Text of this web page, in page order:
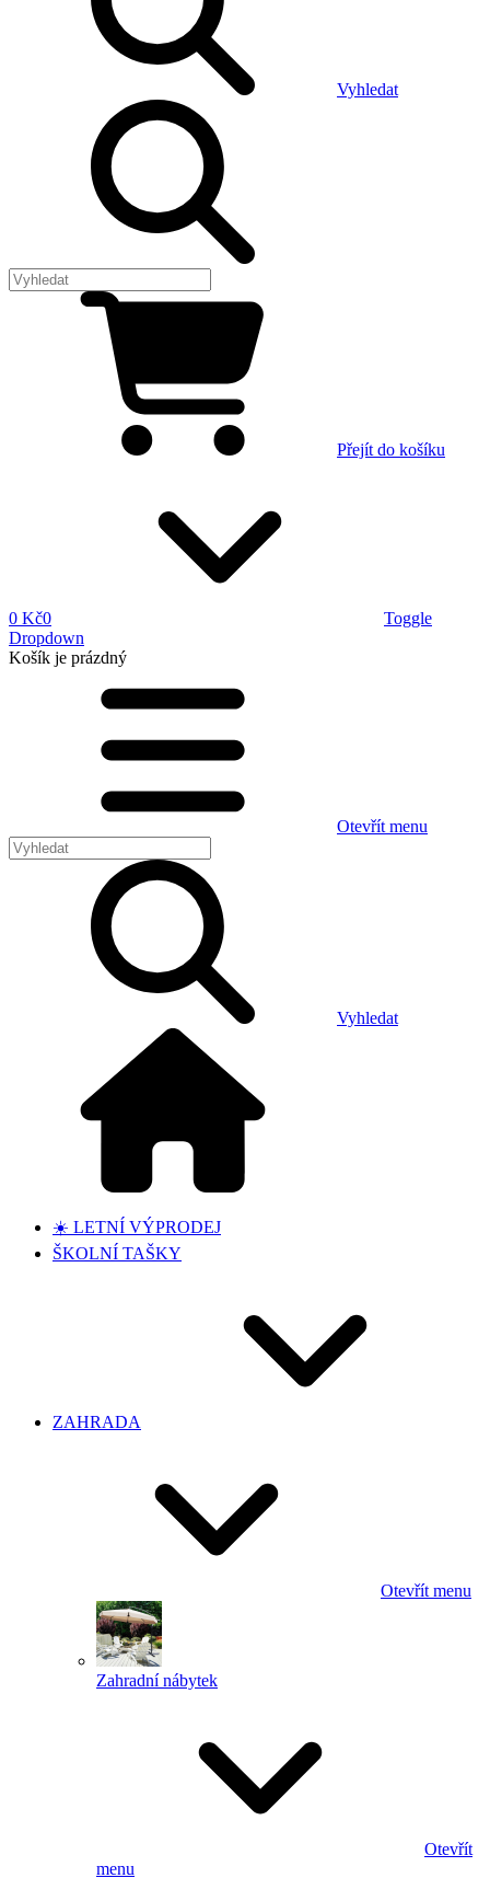
Vyhledat
Přejít do košíku
0 Kč0
Toggle
Dropdown
Košík je prázdný
Otevřít menu
Vyhledat
☀️ LETNÍ VÝPRODEJ
ŠKOLNÍ TAŠKY
ZAHRADA
Otevřít menu
Zahradní nábytek
Otevřít
menu